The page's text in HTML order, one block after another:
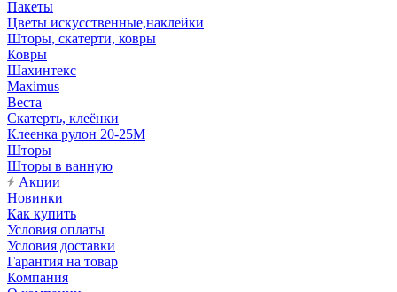
Пакеты
Цветы искусственные,наклейки
Шторы, скатерти, ковры
Ковры
Шахинтекс
Maximus
Веста
Скатерть, клеёнки
Клеенка рулон 20-25М
Шторы
Шторы в ванную
Акции
Новинки
Как купить
Условия оплаты
Условия доставки
Гарантия на товар
Компания